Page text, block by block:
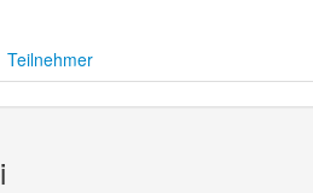
Teilnehmer